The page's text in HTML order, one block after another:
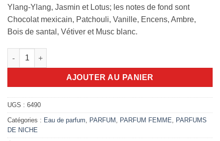
Ylang-Ylang, Jasmin et Lotus; les notes de fond sont
Chocolat mexicain, Patchouli, Vanille, Encens, Ambre,
Bois de santal, Vétiver et Musc blanc.
quantité de Tom Ford black orchidée 100ml edp
AJOUTER AU PANIER
UGS : 6490
Catégories : Eau de parfum, PARFUM , PARFUM FEMME, PARFUMS
DE NICHE